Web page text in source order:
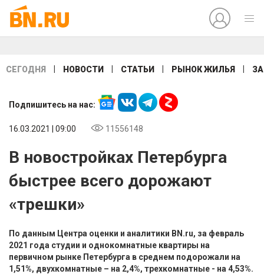
СЕГОДНЯ НОВОСТИ СТАТЬИ РЫНОК ЖИЛЬЯ
Подпишитесь на нас:
16.03.2021 | 09:00 11556148
В новостройках Петербурга
быстрее всего дорожают
«трешки»
По данным Центра оценки и аналитики BN.ru, за февраль
2021 года студии и однокомнатные квартиры на
первичном рынке Петербурга в среднем подорожали на
1,51%, двухкомнатные – на 2,4%, трехкомнатные - на 4,53%.